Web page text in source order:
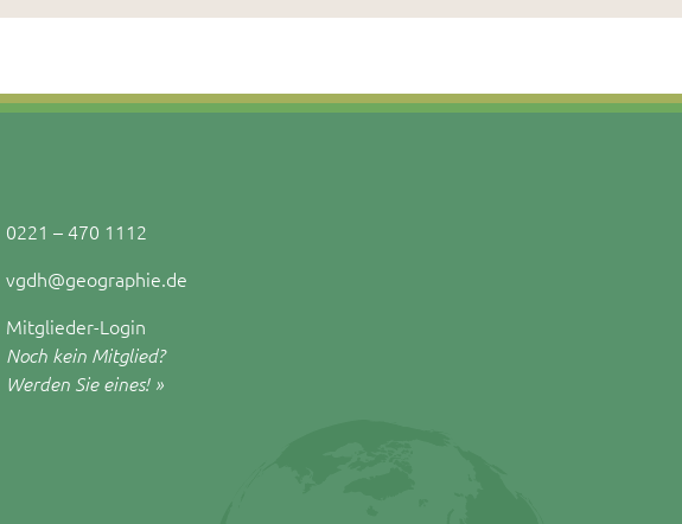
0221 – 470 1112
vgdh@geographie.de
Mitglieder-Login
Noch kein Mitglied?
Werden Sie eines! »